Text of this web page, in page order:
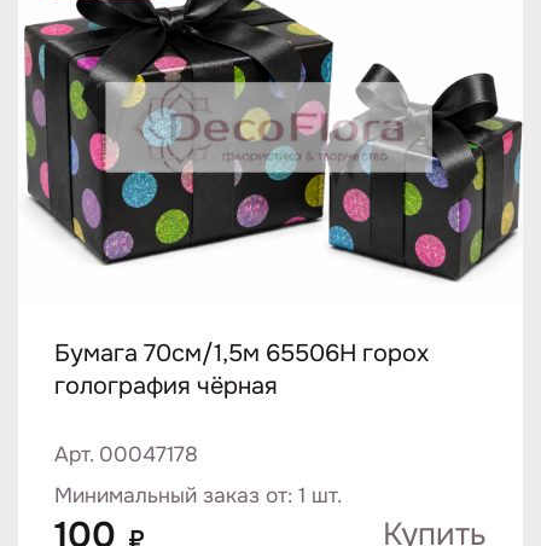
Бумага 70см/1,5м 65506H горох
голография чёрная
Арт. 00047178
Минимальный заказ от: 1 шт.
100 ₽ Купить